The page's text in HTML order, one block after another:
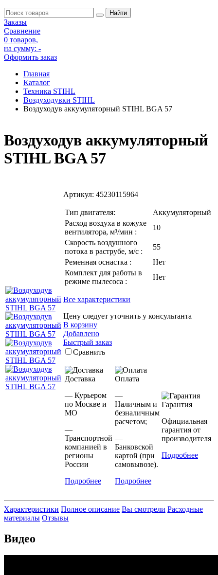
Заказы
Сравнение
0 товаров,
на сумму: -
Оформить заказ
Главная
Каталог
Техника STIHL
Воздуходувки STIHL
Воздуходув аккумуляторный STIHL BGA 57
Воздуходув аккумуляторный
STIHL BGA 57
Артикул: 45230115964
Тип двигателя:
Аккумуляторный
Расход воздуха в кожухе
вентилятора, м³/мин :
10
Скорость воздушного
потока в раструбе, м/с :
55
Ременная оснастка :
Нет
Комплект для работы в
режиме пылесоса :
Нет
Все характеристики
Цену следует уточнить у консультанта
В корзину
Добавлено
Быстрый заказ
Сравнить
Доставка
— Курьером
по Москве и
МО
—
Транспортной
компанией в
регионы
России
Подробнее
Оплата
—
Наличным и
безналичным
расчетом;
—
Банковской
картой (при
самовывозе).
Подробнее
Гарантия
Официальная
гарантия от
производителя
Подробнее
Характеристики Полное описание Вы смотрели Расходные
материалы Отзывы
Видео